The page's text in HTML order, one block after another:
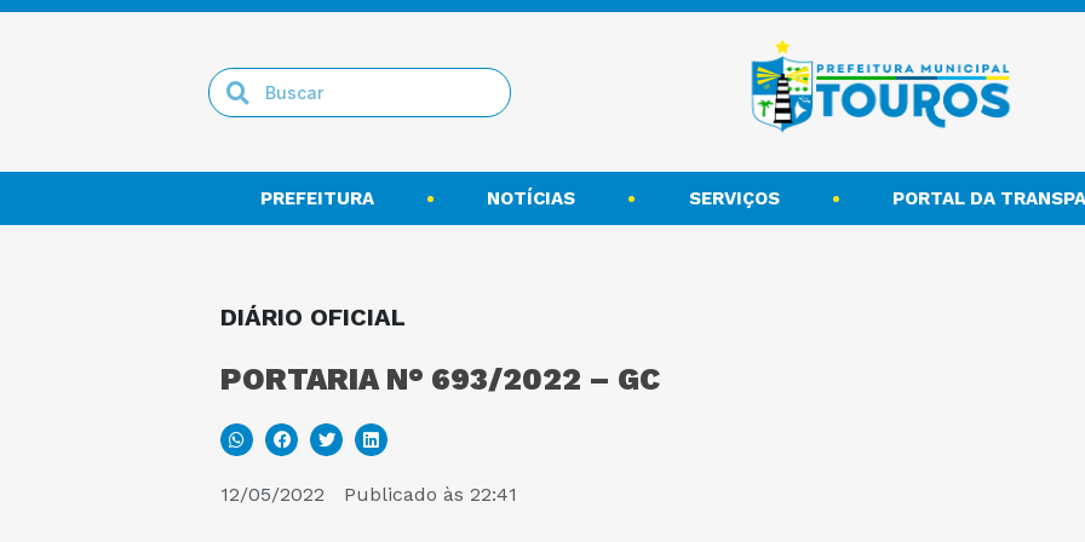
PREFEITURA NOTÍCIAS SERVIÇOS PORTAL DA
DIÁRIO OFICIAL
PORTARIA N° 693/2022 – GC
12/05/2022 Publicado às 22:41